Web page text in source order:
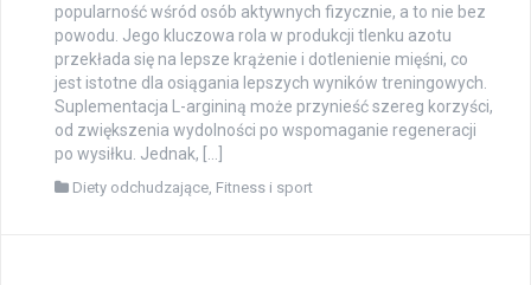
popularność wśród osób aktywnych fizycznie, a to nie bez
powodu. Jego kluczowa rola w produkcji tlenku azotu
przekłada się na lepsze krążenie i dotlenienie mięśni, co
jest istotne dla osiągania lepszych wyników treningowych.
Suplementacja L-argininą może przynieść szereg korzyści,
od zwiększenia wydolności po wspomaganie regeneracji
po wysiłku. Jednak, […]
Diety odchudzające Fitness i sport